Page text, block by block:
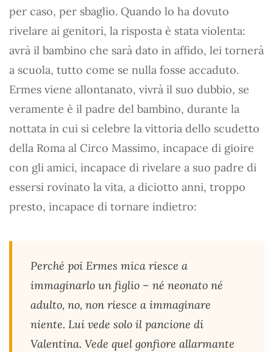
per caso, per sbaglio. Quando lo ha dovuto
rivelare ai genitori, la risposta è stata violenta:
avrà il bambino che sarà dato in affido, lei tornerà
a scuola, tutto come se nulla fosse accaduto.
Ermes viene allontanato, vivrà il suo dubbio, se
veramente è il padre del bambino, durante la
nottata in cui si celebre la vittoria dello scudetto
della Roma al Circo Massimo, incapace di gioire
con gli amici, incapace di rivelare a suo padre di
essersi rovinato la vita, a diciotto anni, troppo
presto, incapace di tornare indietro:
Perché poi Ermes mica riesce a
immaginarlo un figlio – né neonato né
adulto, no, non riesce a immaginare
niente. Lui vede solo il pancione di
Valentina. Vede quel gonfiore allarmante